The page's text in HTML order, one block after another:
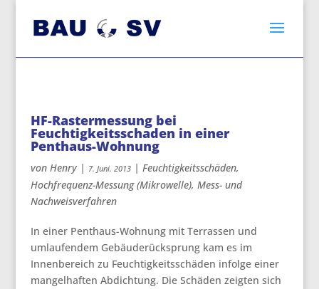
HF-Rastermessung bei
Feuchtigkeitsschaden in einer
Penthaus-Wohnung
von Henry| 7. Juni. 2013| Feuchtigkeitsschäden,
Hochfrequenz-Messung (Mikrowelle), Mess- und
Nachweisverfahren
In einer Penthaus-Wohnung mit Terrassen und
umlaufendem Gebäuderücksprung kam es im
Innenbereich zu Feuchtigkeitsschäden infolge einer
mangelhaften Abdichtung. Die Schäden zeigten sich